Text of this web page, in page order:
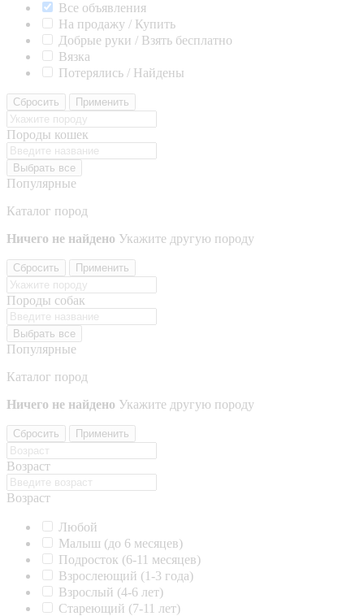
Все объявления
На продажу / Купить
Добрые руки / Взять бесплатно
Вязка
Потерялись / Найдены
Сбросить Применить
Породы кошек
Выбрать все
Популярные
Каталог пород
Ничего не найдено Укажите другую породу
Сбросить Применить
Породы собак
Выбрать все
Популярные
Каталог пород
Ничего не найдено Укажите другую породу
Сбросить Применить
Возраст
Возраст
Любой
Малыш (до 6 месяцев)
Подросток (6-11 месяцев)
Взрослеющий (1-3 года)
Взрослый (4-6 лет)
Стареющий (7-11 лет)